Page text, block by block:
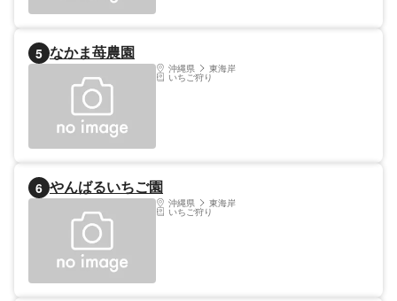
5 なかま苺農園
沖縄県 東海岸
いちご狩り
6 やんばるいちご園
沖縄県 東海岸
いちご狩り